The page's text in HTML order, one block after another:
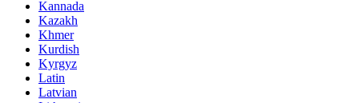
Kannada
Kazakh
Khmer
Kurdish
Kyrgyz
Latin
Latvian